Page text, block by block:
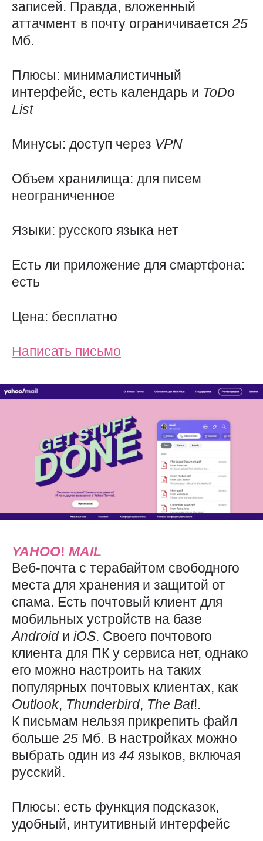
записей. Правда, вложенный
аттачмент в почту ограничивается 25
Мб.
Плюсы: минималистичный
интерфейс, есть календарь и ToDo
List
Минусы: доступ через VPN
Объем хранилища: для писем
неограниченное
Языки: русского языка нет
Есть ли приложение для смартфона:
есть
Цена: бесплатно
Написать письмо
YAHOO! MAIL
Веб-почта с терабайтом свободного
места для хранения и защитой от
спама. Есть почтовый клиент для
мобильных устройств на базе
Android и iOS. Своего почтового
клиента для ПК у сервиса нет, однако
его можно настроить на таких
популярных почтовых клиентах, как
Outlook, Thunderbird, The Bat!.
К письмам нельзя прикрепить файл
больше 25 Мб. В настройках можно
выбрать один из 44 языков, включая
русский.
Плюсы: есть функция подсказок,
удобный, интуитивный интерфейс